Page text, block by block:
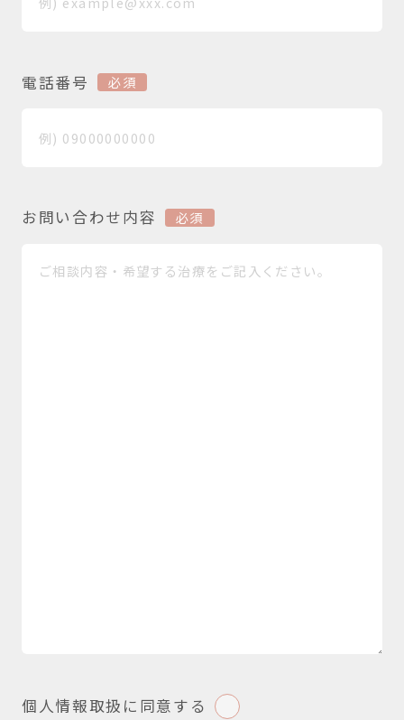
電話番号 必須
お問い合わせ内容 必須
個人情報取扱に同意する